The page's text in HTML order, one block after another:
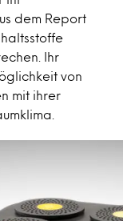
dem Report
Ihr
von
mit ihrer